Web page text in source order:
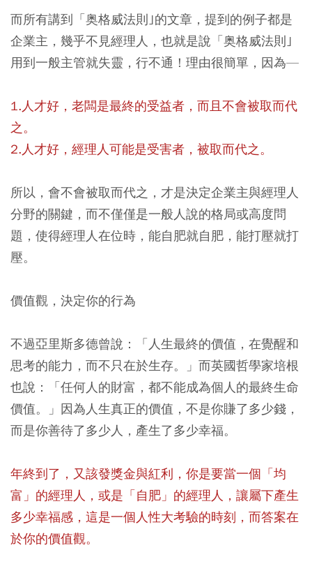
而所有講到「奥格威法則｣的文章，提到的例子都是
企業主，幾乎不見經理人，也就是說「奥格威法則｣
用到一般主管就失靈，行不通！理由很簡單，因為—
1.人才好，老闆是最終的受益者，而且不會被取而代
之。
2.人才好，經理人可能是受害者，被取而代之。
所以，會不會被取而代之，才是決定企業主與經理人
分野的關鍵，而不僅僅是一般人說的格局或高度問
題，使得經理人在位時，能自肥就自肥，能打壓就打
壓。
價值觀，決定你的行為
不過亞里斯多德曾說：「人生最終的價值，在覺醒和
思考的能力，而不只在於生存。」而英國哲學家培根
也說：「任何人的財富，都不能成為個人的最終生命
價值。」因為人生真正的價值，不是你賺了多少錢，
而是你善待了多少人，產生了多少幸福。
年終到了，又該發獎金與紅利，你是要當一個「均
富」的經理人，或是「自肥」的經理人，讓屬下產生
多少幸福感，這是一個人性大考驗的時刻，而答案在
於你的價值觀。